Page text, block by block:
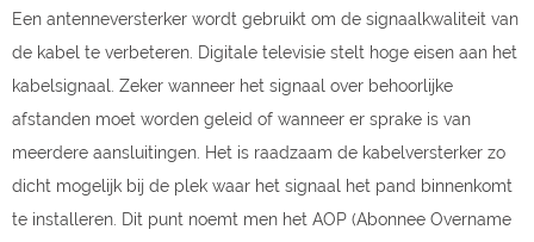
Een antenneversterker wordt gebruikt om de signaalkwaliteit van
de kabel te verbeteren. Digitale televisie stelt hoge eisen aan het
kabelsignaal. Zeker wanneer het signaal over behoorlijke
afstanden moet worden geleid of wanneer er sprake is van
meerdere aansluitingen. Het is raadzaam de kabelversterker zo
dicht mogelijk bij de plek waar het signaal het pand binnenkomt
te installeren. Dit punt noemt men het AOP (Abonnee Overname